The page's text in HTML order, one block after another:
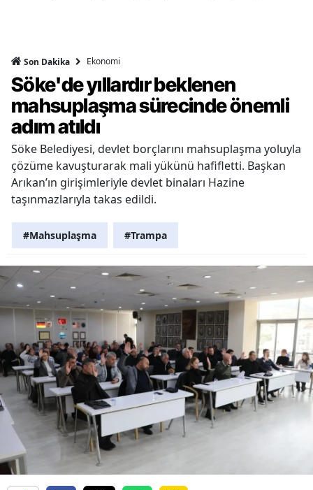
Son Dakika Ekonomi
Söke'de yıllardır beklenen
mahsuplaşma sürecinde önemli
adım atıldı
Söke Belediyesi, devlet borçlarını mahsuplaşma yoluyla
çözüme kavuşturarak mali yükünü hafifletti. Başkan
Arıkan’ın girişimleriyle devlet binaları Hazine
taşınmazlarıyla takas edildi.
#Mahsuplaşma #Trampa